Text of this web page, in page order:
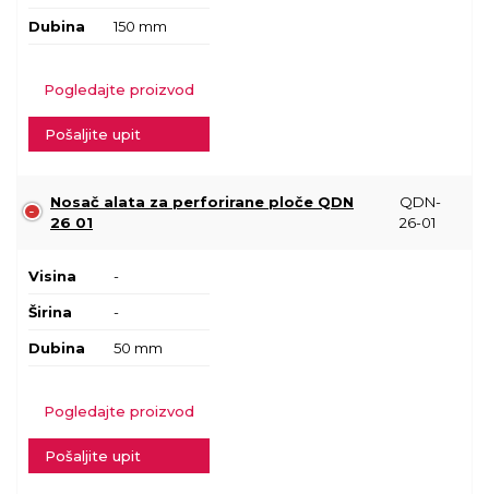
Dubina 150 mm
Pogledajte proizvod
Pošaljite upit
Nosač alata za perforirane ploče QDN
26 01
QDN-
26-01
Visina -
Širina -
Dubina 50 mm
Pogledajte proizvod
Pošaljite upit